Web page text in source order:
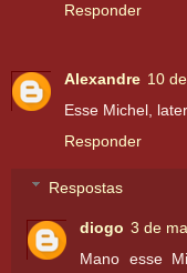
Responder
Alexandre 10
Esse Michel,
Responder
Respostas
diogo 3 de
Mano esse